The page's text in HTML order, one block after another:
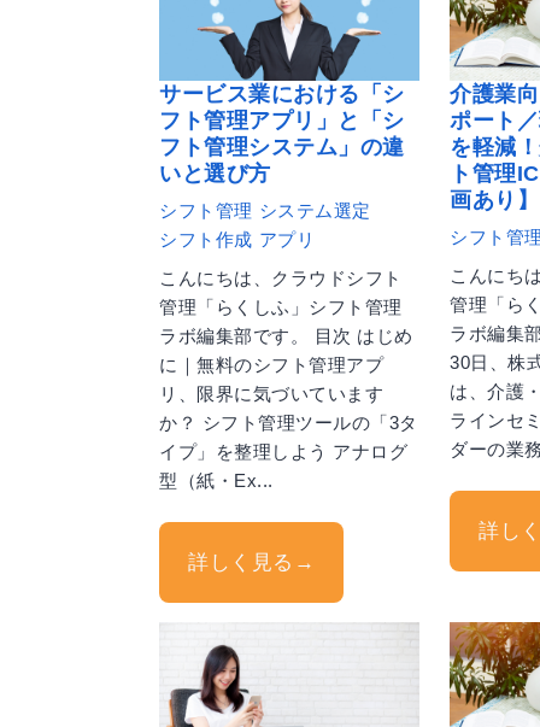
サービス業における「シ
フト管理アプリ」と「シ
フト管理システム」の違
いと選び方
シフト管理 システム選定
シフト作成 アプリ
こんにちは、クラウドシフト
管理「らくしふ」シフト管理
ラボ編集部です。 目次 はじめ
に｜無料のシフト管理アプ
リ、限界に気づいています
か？ シフト管理ツールの「3タ
イプ」を整理しよう アナログ
型（紙・Ex...
詳しく見る→
介護業
ポート
を軽減
ト管理
画あり】
シフト管
こんにち
管理「ら
ラボ編集
30日、株
は、介護
ラインセ
ダーの業
詳し